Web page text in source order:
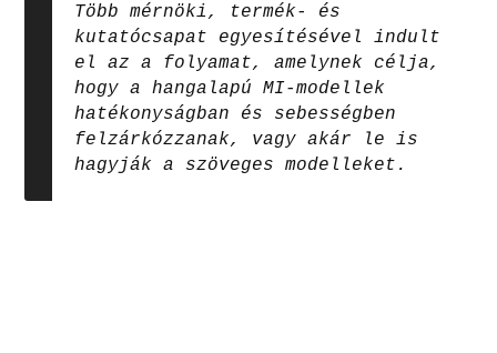
Több mérnöki, termék- és
kutatócsapat egyesítésével indult
el az a folyamat, amelynek célja,
hogy a hangalapú MI-modellek
hatékonyságban és sebességben
felzárkózzanak, vagy akár le is
hagyják a szöveges modelleket.